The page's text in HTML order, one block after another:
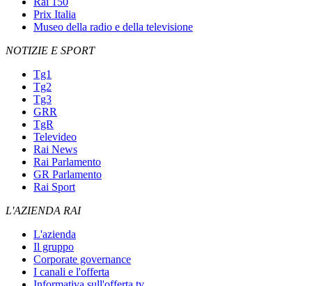
Prix Italia
Museo della radio e della televisione
NOTIZIE E SPORT
Tg1
Tg2
Tg3
GRR
TgR
Televideo
Rai News
Rai Parlamento
GR Parlamento
Rai Sport
L'AZIENDA RAI
L'azienda
Il gruppo
Corporate governance
I canali e l'offerta